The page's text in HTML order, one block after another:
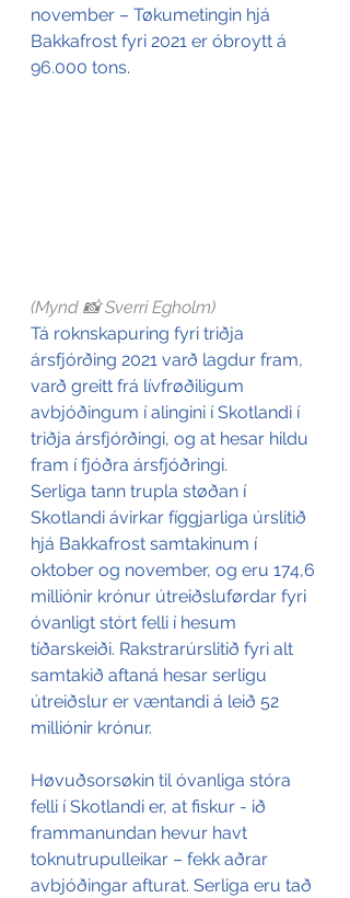
november – Tøkumetingin hjá
Bakkafrost fyri 2021 er óbroytt á
96.000 tons.
(Mynd 📸 Sverri Egholm)
Tá roknskapuring fyri triðja
ársfjórðing 2021 varð lagdur fram,
varð greitt frá lívfrøðiligum
avbjóðingum í alingini í Skotlandi í
triðja ársfjórðingi, og at hesar hildu
fram í fjóðra ársfjóðringi.
Serliga tann trupla støðan í
Skotlandi ávirkar fíggjarliga úrslitið
hjá Bakkafrost samtakinum í
oktober og november, og eru 174,6
milliónir krónur útreiðsluførdar fyri
óvanligt stórt felli í hesum
tíðarskeiði. Rakstrarúrslitið fyri alt
samtakið aftaná hesar serligu
útreiðslur er væntandi á leið 52
milliónir krónur.
Høvuðsorsøkin til óvanliga stóra
felli í Skotlandi er, at fiskur - ið
frammanundan hevur havt
toknutrupulleikar – fekk aðrar
avbjóðingar afturat. Serliga eru tað